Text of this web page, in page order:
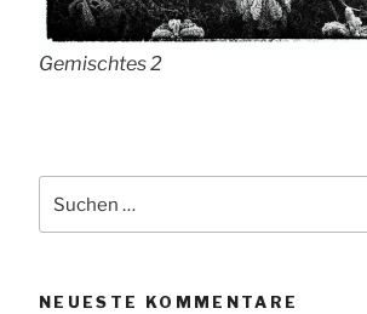
Gemischtes 2
nach:
NEUESTE KOMMENTARE